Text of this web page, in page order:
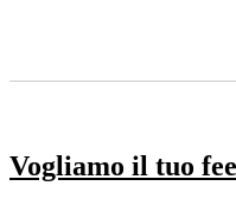
Vogliamo il tuo